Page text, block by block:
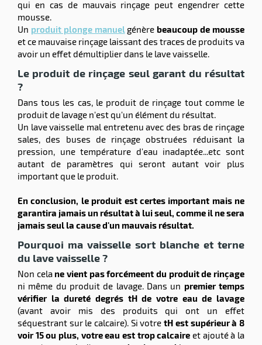
qui en cas de mauvais rinçage peut engendrer cette
mousse.
Un produit plonge manuelgénèrebeaucoup de mousse
et ce mauvaise rinçage laissant des traces de produits va
avoir un effet démultiplier dans le lave vaisselle.
Le produit de rinçage seul garant du résultat
?
Dans tous les cas, le produit de rinçage tout comme le
produit de lavage n'est qu'un élément du résultat.
Un lave vaisselle mal entretenu avec des bras de rinçage
sales, des buses de rinçage obstruées réduisant la
pression, une température d'eau inadaptée...etc sont
autant de paramètres qui seront autant voir plus
important que le produit.
En conclusion, le produit est certes important mais ne
garantira jamais un résultat à lui seul, comme il ne sera
jamais seul la cause d'un mauvais résultat.
Pourquoi ma vaisselle sort blanche et terne
du lave vaisselle ?
Non cela ne vient pas forcémeent du produit de rinçage
ni même du produit de lavage. Dans un premier temps
vérifier la dureté degrés tH de votre eau de lavage
(avant avoir mis des produits qui ont un effet
séquestrant sur le calcaire). Si votretH est supérieur à 8
voir 15 ou plus, votre eau est trop calcaire et ajouté à la